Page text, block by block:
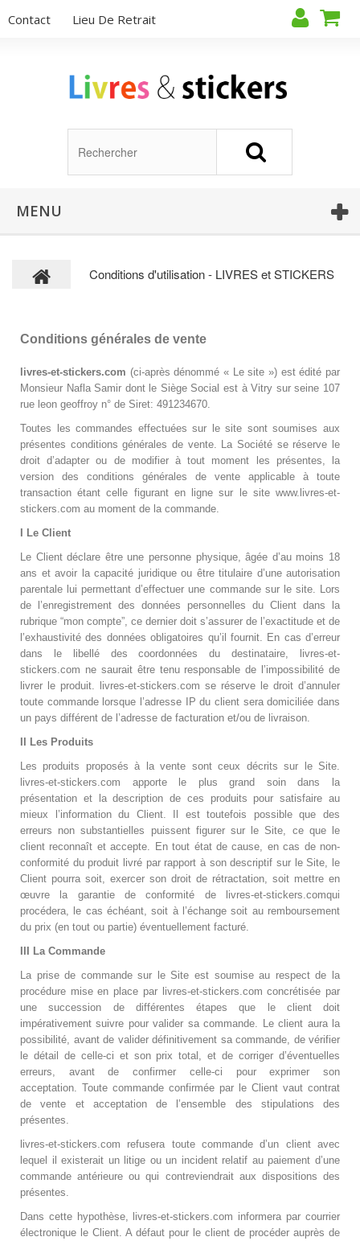
Contact Lieu De Retrait
MENU
Conditions d'utilisation - LIVRES et STICKERS
Conditions générales de vente
livres-et-stickers.com (ci-après dénommé « Le site ») est édité par
Monsieur Nafla Samir dont le Siège Social est à Vitry sur seine 107
rue leon geoffroy n° de Siret: 491234670.
Toutes les commandes effectuées sur le site sont soumises aux
présentes conditions générales de vente. La Société se réserve le
droit d’adapter ou de modifier à tout moment les présentes, la
version des conditions générales de vente applicable à toute
transaction étant celle figurant en ligne sur le site www.livres-et-
stickers.com au moment de la commande.
I Le Client
Le Client déclare être une personne physique, âgée d’au moins 18
ans et avoir la capacité juridique ou être titulaire d’une autorisation
parentale lui permettant d’effectuer une commande sur le site. Lors
de l’enregistrement des données personnelles du Client dans la
rubrique “mon compte”, ce dernier doit s’assurer de l’exactitude et de
l’exhaustivité des données obligatoires qu’il fournit. En cas d’erreur
dans le libellé des coordonnées du destinataire, livres-et-
stickers.com ne saurait être tenu responsable de l’impossibilité de
livrer le produit. livres-et-stickers.com se réserve le droit d’annuler
toute commande lorsque l’adresse IP du client sera domiciliée dans
un pays différent de l’adresse de facturation et/ou de livraison.
II Les Produits
Les produits proposés à la vente sont ceux décrits sur le Site.
livres-et-stickers.com apporte le plus grand soin dans la
présentation et la description de ces produits pour satisfaire au
mieux l’information du Client. Il est toutefois possible que des
erreurs non substantielles puissent figurer sur le Site, ce que le
client reconnaît et accepte. En tout état de cause, en cas de non-
conformité du produit livré par rapport à son descriptif sur le Site, le
Client pourra soit, exercer son droit de rétractation, soit mettre en
œuvre la garantie de conformité de livres-et-stickers.comqui
procédera, le cas échéant, soit à l’échange soit au remboursement
du prix (en tout ou partie) éventuellement facturé.
III La Commande
La prise de commande sur le Site est soumise au respect de la
procédure mise en place par livres-et-stickers.com concrétisée par
une succession de différentes étapes que le client doit
impérativement suivre pour valider sa commande. Le client aura la
possibilité, avant de valider définitivement sa commande, de vérifier
le détail de celle-ci et son prix total, et de corriger d’éventuelles
erreurs, avant de confirmer celle-ci pour exprimer son
acceptation. Toute commande confirmée par le Client vaut contrat
de vente et acceptation de l’ensemble des stipulations des
présentes.
livres-et-stickers.com refusera toute commande d’un client avec
lequel il existerait un litige ou un incident relatif au paiement d’une
commande antérieure ou qui contreviendrait aux dispositions des
présentes.
Dans cette hypothèse, livres-et-stickers.com informera par courrier
électronique le Client. A défaut pour le client de procéder auprès de